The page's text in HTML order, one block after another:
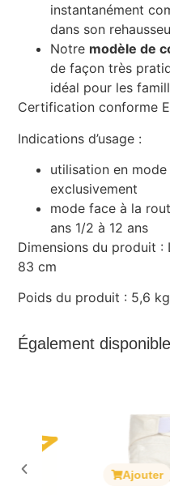
instantanément
dans son
Notre modèle de
de façon très
idéal pour les
Certification conforme
Indications d’usage :
utilisation en
exclusivement
mode face à la
ans 1/2 à 12 ans
Dimensions du produit
83 cm
Poids du produit : 5,6 kg
Également disponible